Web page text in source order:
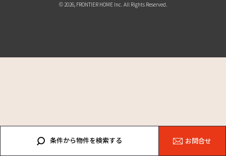
条件から物件を検索する お問合せ
© 2026, FRONTIER HOME Inc. All Rights Reserved.